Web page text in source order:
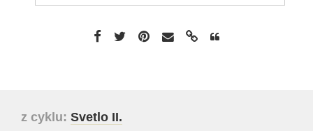
z cyklu: Svetlo II.